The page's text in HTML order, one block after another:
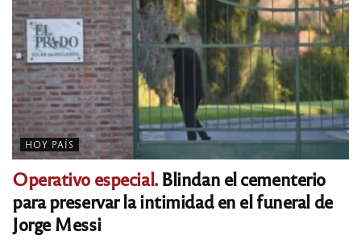
HOY PAÍS
Operativo especial.Blindan el cementerio
para preservar la intimidad en el funeral de
Jorge Messi